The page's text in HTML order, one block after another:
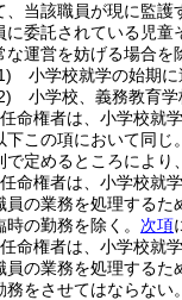
、当該職員が現に監護
に委託されている児
な運営を妨げる場合を
小学校就学の始期
小学校、義務教育
任命権者は、小学校就
下この項において同じ
で定めるところにより
任命権者は、小学校就
員の業務を処理するた
時の勤務を除く。 次項
任命権者は、小学校就
員の業務を処理するた
務をさせてはならない。